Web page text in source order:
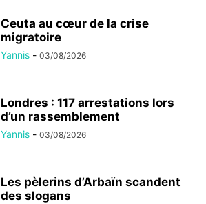
Ceuta au cœur de la crise
migratoire
Yannis - 03/08/2026
Londres : 117 arrestations lors
d’un rassemblement
Yannis - 03/08/2026
Les pèlerins d’Arbaïn scandent
des slogans